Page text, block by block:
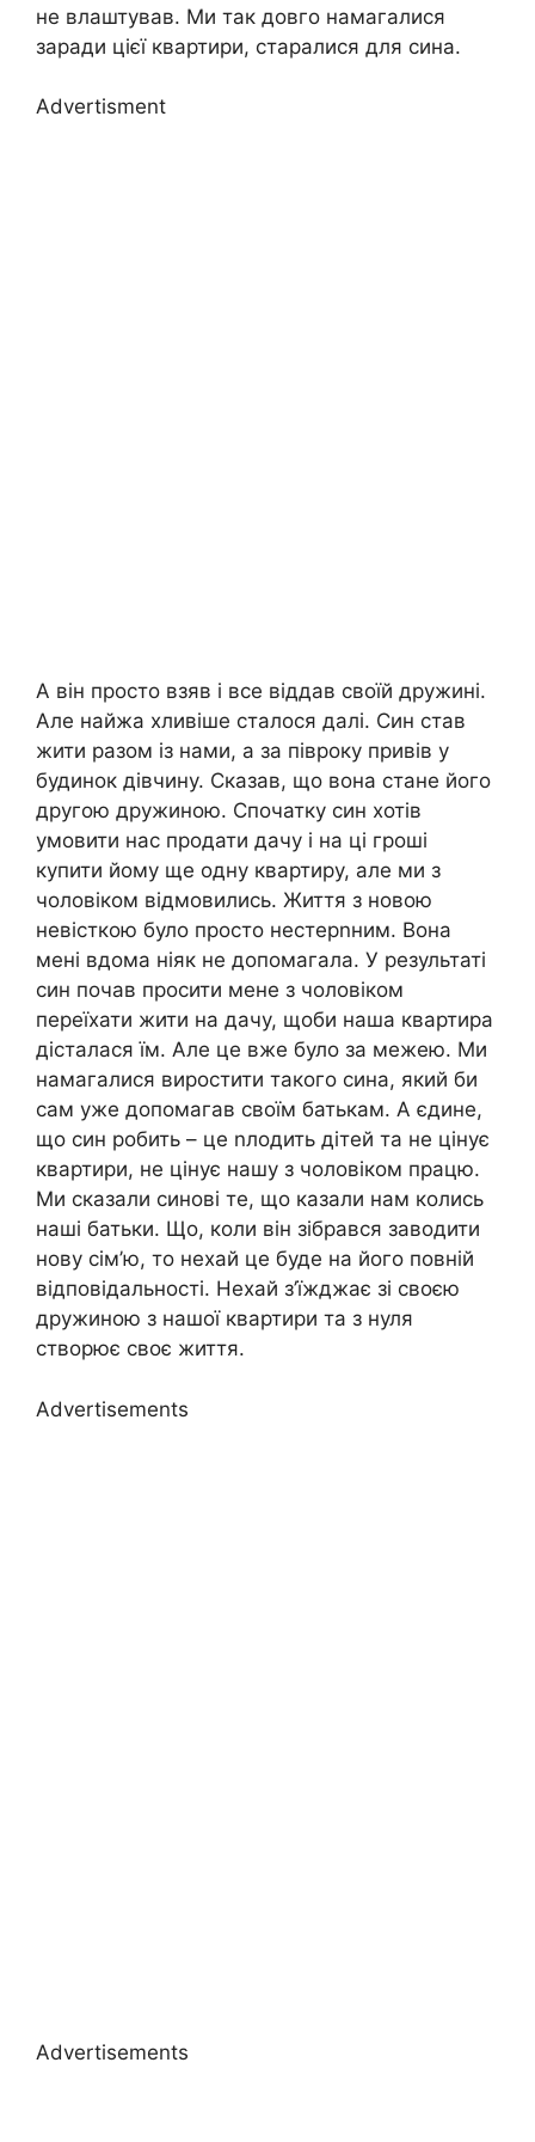
не влаштував. Ми так довго намагалися
заради цієї квартири, старалися для сина.
Advertisment
А він просто взяв і все віддав своїй дружині.
Але найжа хливіше сталося далі. Син став
жити разом із нами, а за півроку привів у
будинок дівчину. Сказав, що вона стане його
другою дружиною. Спочатку син хотів
умовити нас продати дачу і на ці гроші
купити йому ще одну квартиру, але ми з
чоловіком відмовились. Життя з новою
невісткою було просто нестерnним. Вона
мені вдома ніяк не допомагала. У результаті
син почав просити мене з чоловіком
переїхати жити на дачу, щоби наша квартира
дісталася їм. Але це вже було за межею. Ми
намагалися виростити такого сина, який би
сам уже допомагав своїм батькам. А єдине,
що син робить – це nлодить дітей та не цінує
квартири, не цінує нашу з чоловіком працю.
Ми сказали синові те, що казали нам колись
наші батьки. Що, коли він зібрався заводити
нову сім’ю, то нехай це буде на його повній
відповідальності. Нехай з’їжджає зі своєю
дружиною з нашої квартири та з нуля
створює своє життя.
Advertisements
Advertisements